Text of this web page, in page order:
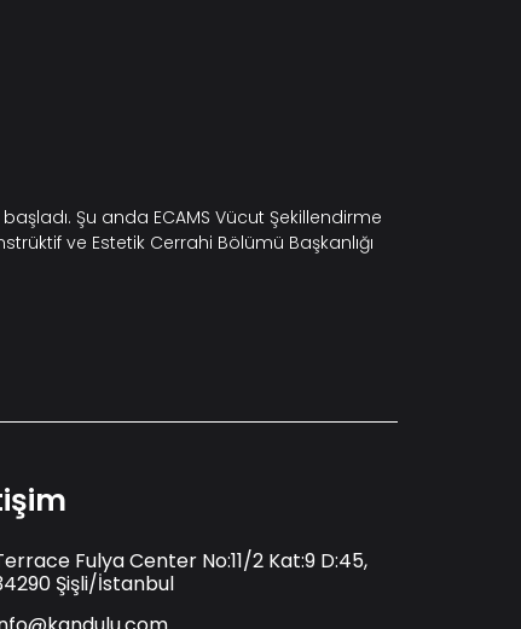
Şu anda ECAMS Vücut Şekillendirme
ve Estetik Cerrahi Bölümü Başkanlığı
Fulya Center No:11/2 Kat:9 D:45,
Şişli/İstanbul